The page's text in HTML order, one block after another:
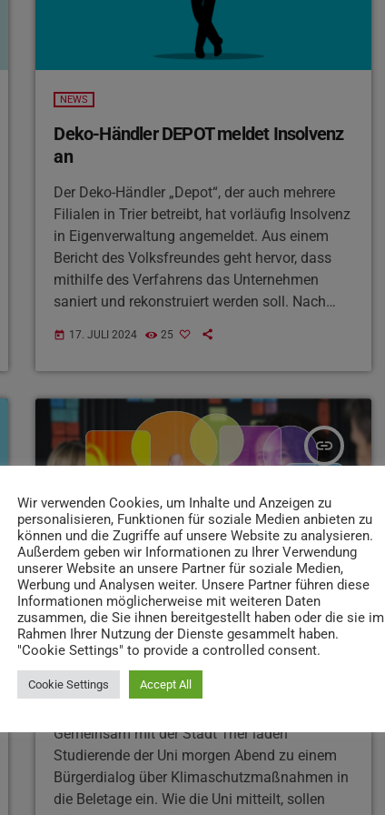
NEWS
Deko-Händler DEPOT meldet Insolvenz
an
Der Deko-Händler „Depot“, der auch mehrere
Filialen in Trier betreibt, hat vorläufig Insolvenz
in Eigenverwaltung angemeldet. Aus einem
Bericht des Volksfreundes geht hervor, dass
mithilfe des Verfahrens das Unternehmen
saniert und rekonstruiert werden soll. Nach
Geschäftsbetrieb erst mal uneingeschränkt
weiterlaufen. Die Löhne und Gehälter seien bis
nehme sich zum Ziel spätestens bis zum
Jahreswechsel einen Plan zur Neuausrichtung
des Unternehmens vorzulegen.
today 17. JULI 2024 25
insert_link
NEWS
Klimaschutz in Trier: Stadt und Uni laden
zu gemeinsamem Bürgerdialog ein
Gemeinsam mit der Stadt Trier laden
Studierende der Uni morgen Abend zu einem
Bürgerdialog über Klimaschutzmaßnahmen in
die Beletage ein. Wie die Uni mitteilt, sollen
Wir verwenden Cookies, um Inhalte und Anzeigen zu
personalisieren, Funktionen für soziale Medien anbieten zu
können und die Zugriffe auf unsere Website zu analysieren.
Außerdem geben wir Informationen zu Ihrer Verwendung
unserer Website an unsere Partner für soziale Medien,
Werbung und Analysen weiter. Unsere Partner führen diese
Informationen möglicherweise mit weiteren Daten
zusammen, die Sie ihnen bereitgestellt haben oder die sie im
Rahmen Ihrer Nutzung der Dienste gesammelt haben.
"Cookie Settings" to provide a controlled consent.
Cookie Settings Accept All